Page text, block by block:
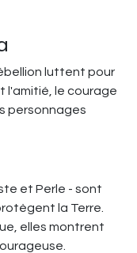
luttent pour
l'amitié, le courage
personnages
et Perle - sont
la Terre.
elles montrent